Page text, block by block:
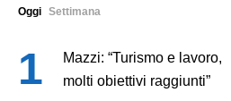
Oggi Settimana
Mazzi: “Turismo e lavoro,
molti obiettivi raggiunti”